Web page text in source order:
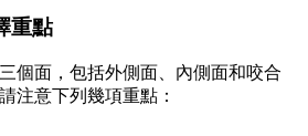
重點
個面，包括外側面、內側面和咬合
注意下列幾項重點：